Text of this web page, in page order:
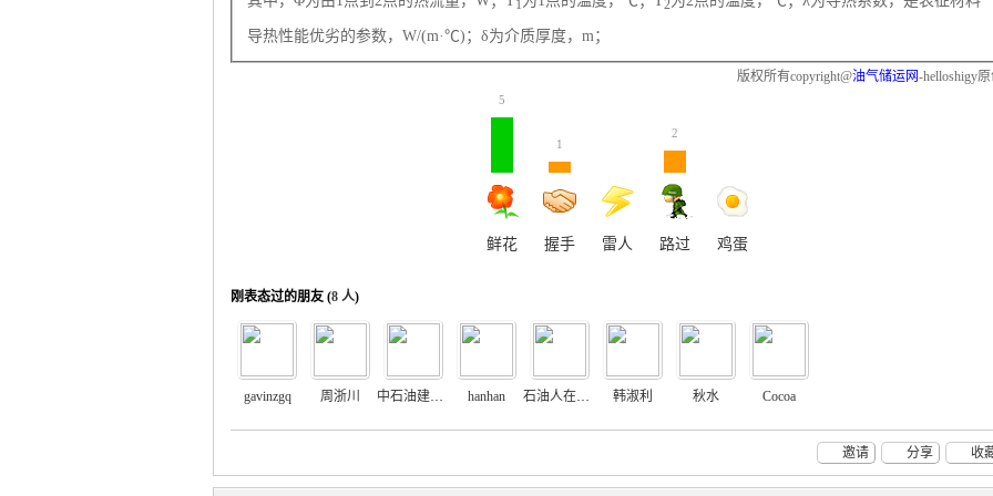
1 2
导热性能优劣的参数，W/(m·℃)；δ为介质厚度，m；
版权所有copyright@油气储运网-helloshigy
5
鲜花
1
握手 雷人
2
路过 鸡蛋
刚表态过的朋友 (8 人)
gavinzgq 周浙川 中石油建设hy hanhan 石油人在北京 韩淑利 秋水 Cocoa
收
分享
邀请